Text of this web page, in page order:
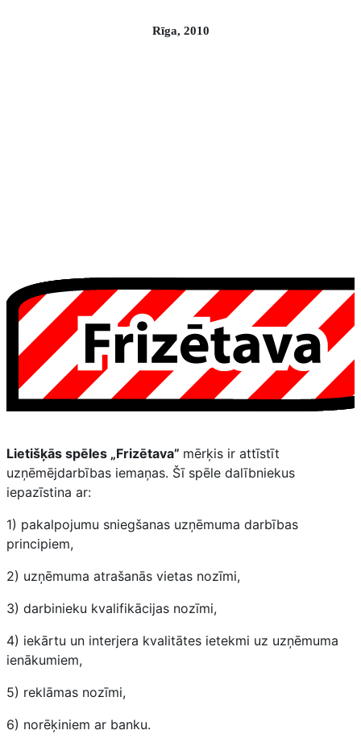
Rīga, 2010
Lietišķās spēles „Frizētava” mērķis ir attīstīt
uzņēmējdarbības iemaņas. Šī spēle dalībniekus
iepazīstina ar:
1) pakalpojumu sniegšanas uzņēmuma darbības
principiem,
2) uzņēmuma atrašanās vietas nozīmi,
3) darbinieku kvalifikācijas nozīmi,
4) iekārtu un interjera kvalitātes ietekmi uz uzņēmuma
ienākumiem,
5) reklāmas nozīmi,
6) norēķiniem ar banku.